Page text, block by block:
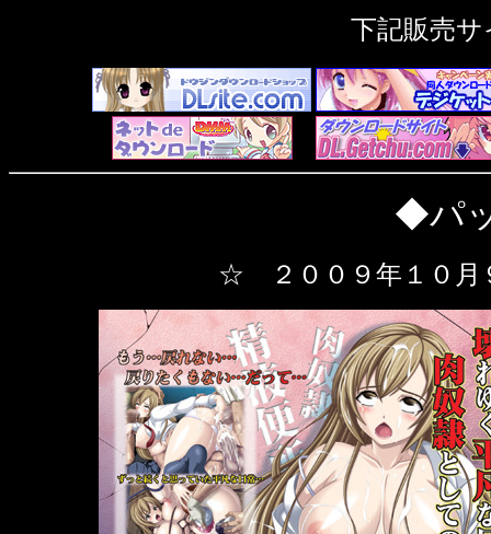
下記販売
◆パ
☆ ２００９年１０月